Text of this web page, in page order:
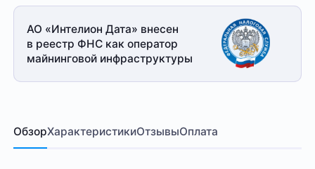
АО «Интелион Дата» внесен
в реестр ФНС как оператор
майнинговой инфраструктуры
ОбзорХарактеристикиОтзывыОплата